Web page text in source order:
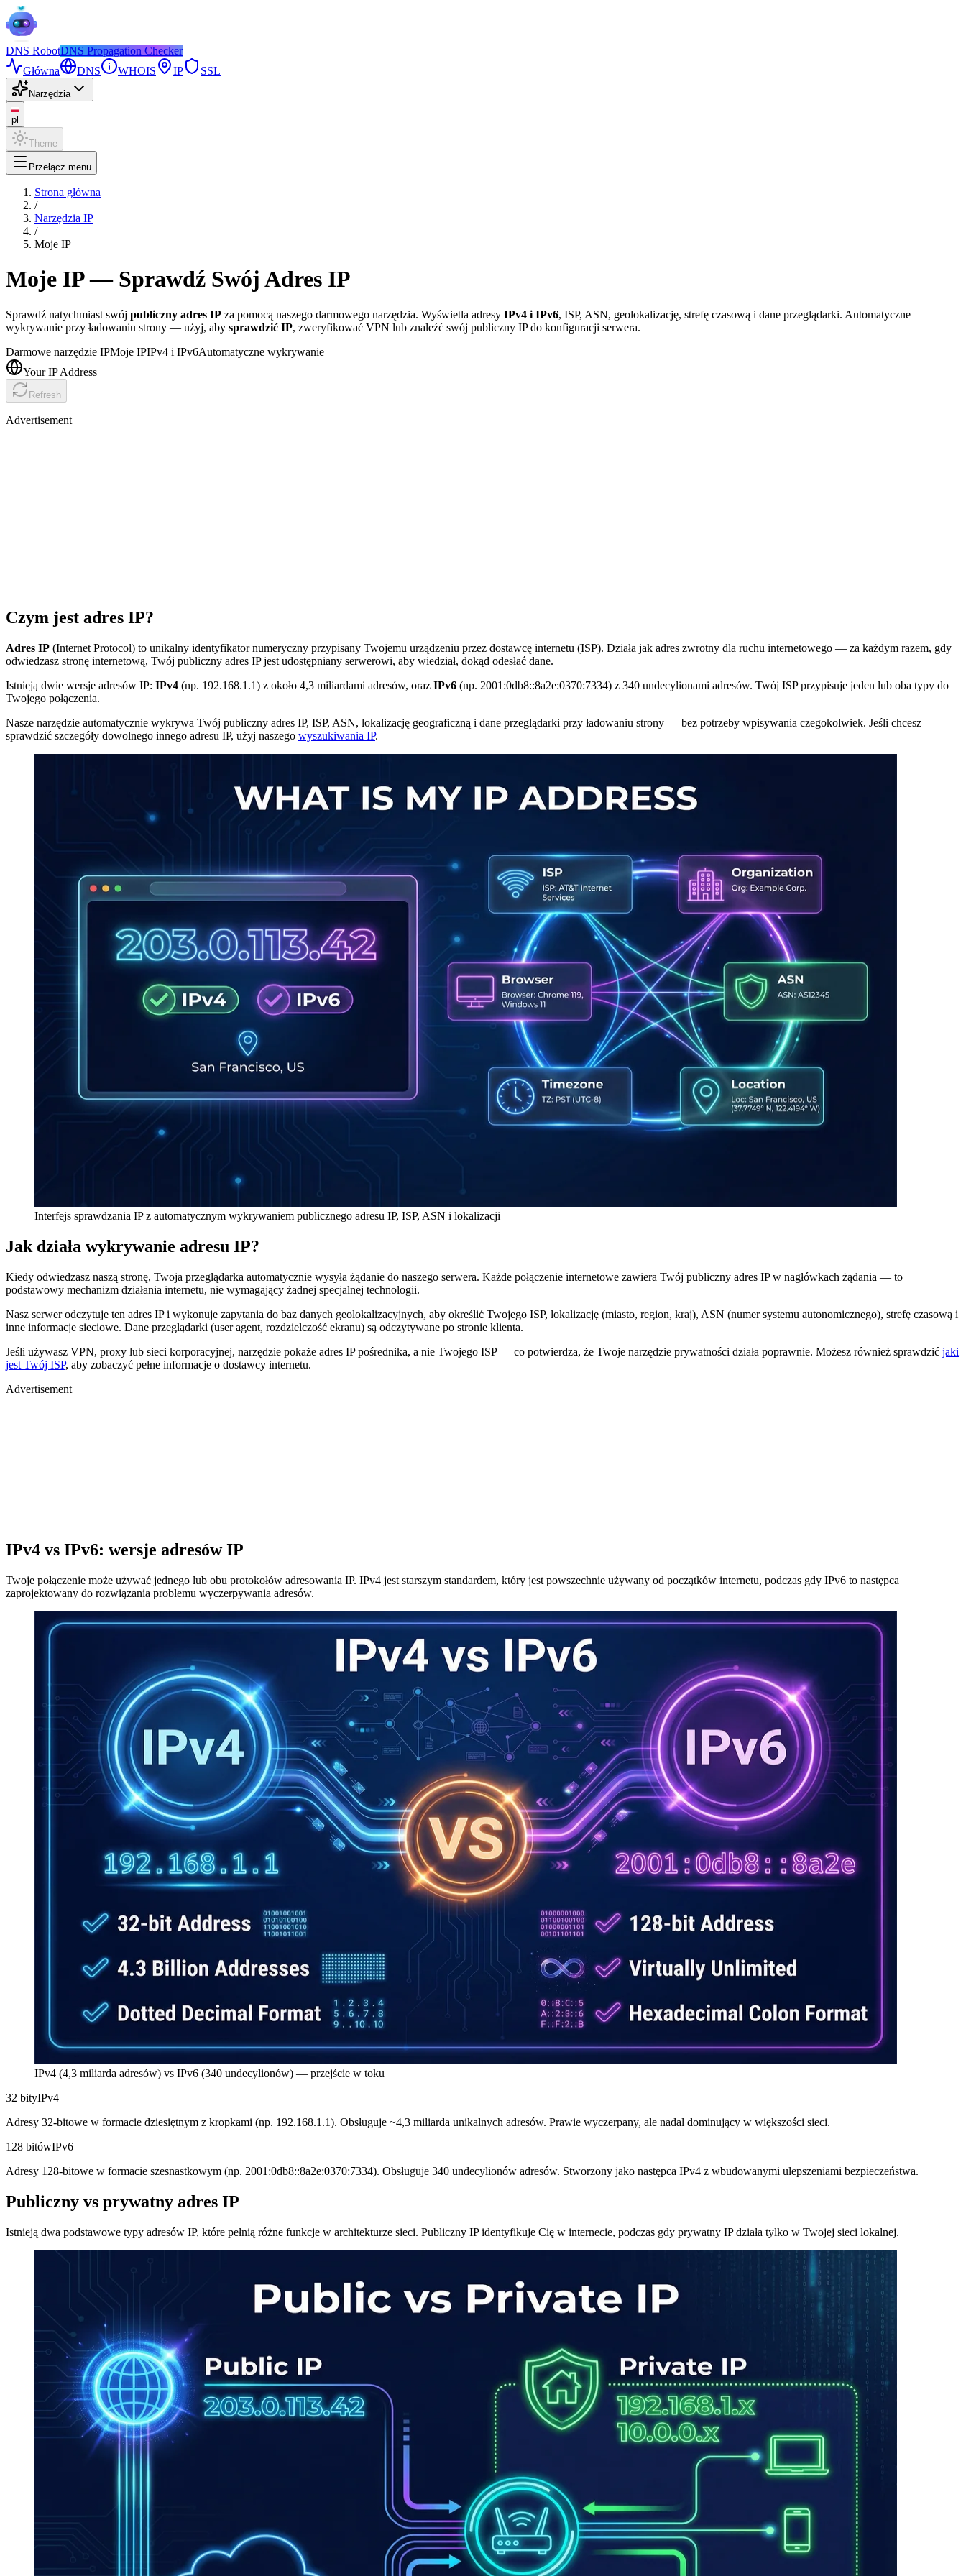
DNS RobotDNS Propagation Checker
Główna
DNS WHOIS IP SSL
Narzędzia
pl
Theme
Przełącz menu
Strona główna
/
Narzędzia IP
/
Moje IP
Moje IP — Sprawdź Swój Adres IP
Sprawdź natychmiast swój publiczny adres IP za pomocą naszego darmowego narzędzia. Wyświetla adresy IPv4 i IPv6, ISP, ASN, geolokalizację, strefę czasową i dane przeglądarki. Automatyczne
wykrywanie przy ładowaniu strony — użyj, aby sprawdzić IP, zweryfikować VPN lub znaleźć swój publiczny IP do konfiguracji serwera.
Darmowe narzędzie IPMoje IPIPv4 i IPv6Automatyczne wykrywanie
Your IP Address
Refresh
Advertisement
Czym jest adres IP?
Adres IP (Internet Protocol) to unikalny identyfikator numeryczny przypisany Twojemu urządzeniu przez dostawcę internetu (ISP). Działa jak adres zwrotny dla ruchu internetowego — za każdym razem, gdy
odwiedzasz stronę internetową, Twój publiczny adres IP jest udostępniany serwerowi, aby wiedział, dokąd odesłać dane.
Istnieją dwie wersje adresów IP: IPv4 (np. 192.168.1.1) z około 4,3 miliardami adresów, oraz IPv6 (np. 2001:0db8::8a2e:0370:7334) z 340 undecylionami adresów. Twój ISP przypisuje jeden lub oba typy do
Twojego połączenia.
Nasze narzędzie automatycznie wykrywa Twój publiczny adres IP, ISP, ASN, lokalizację geograficzną i dane przeglądarki przy ładowaniu strony — bez potrzeby wpisywania czegokolwiek. Jeśli chcesz
sprawdzić szczegóły dowolnego innego adresu IP, użyj naszego wyszukiwania IP.
Interfejs sprawdzania IP z automatycznym wykrywaniem publicznego adresu IP, ISP, ASN i lokalizacji
Jak działa wykrywanie adresu IP?
Kiedy odwiedzasz naszą stronę, Twoja przeglądarka automatycznie wysyła żądanie do naszego serwera. Każde połączenie internetowe zawiera Twój publiczny adres IP w nagłówkach żądania — to
podstawowy mechanizm działania internetu, nie wymagający żadnej specjalnej technologii.
Nasz serwer odczytuje ten adres IP i wykonuje zapytania do baz danych geolokalizacyjnych, aby określić Twojego ISP, lokalizację (miasto, region, kraj), ASN (numer systemu autonomicznego), strefę czasową i
inne informacje sieciowe. Dane przeglądarki (user agent, rozdzielczość ekranu) są odczytywane po stronie klienta.
Jeśli używasz VPN, proxy lub sieci korporacyjnej, narzędzie pokaże adres IP pośrednika, a nie Twojego ISP — co potwierdza, że Twoje narzędzie prywatności działa poprawnie. Możesz również sprawdzić jaki
jest Twój ISP, aby zobaczyć pełne informacje o dostawcy internetu.
Advertisement
IPv4 vs IPv6: wersje adresów IP
Twoje połączenie może używać jednego lub obu protokołów adresowania IP. IPv4 jest starszym standardem, który jest powszechnie używany od początków internetu, podczas gdy IPv6 to następca
zaprojektowany do rozwiązania problemu wyczerpywania adresów.
IPv4 (4,3 miliarda adresów) vs IPv6 (340 undecylionów) — przejście w toku
32 bityIPv4
Adresy 32-bitowe w formacie dziesiętnym z kropkami (np. 192.168.1.1). Obsługuje ~4,3 miliarda unikalnych adresów. Prawie wyczerpany, ale nadal dominujący w większości sieci.
128 bitówIPv6
Adresy 128-bitowe w formacie szesnastkowym (np. 2001:0db8::8a2e:0370:7334). Obsługuje 340 undecylionów adresów. Stworzony jako następca IPv4 z wbudowanymi ulepszeniami bezpieczeństwa.
Publiczny vs prywatny adres IP
Istnieją dwa podstawowe typy adresów IP, które pełnią różne funkcje w architekturze sieci. Publiczny IP identyfikuje Cię w internecie, podczas gdy prywatny IP działa tylko w Twojej sieci lokalnej.